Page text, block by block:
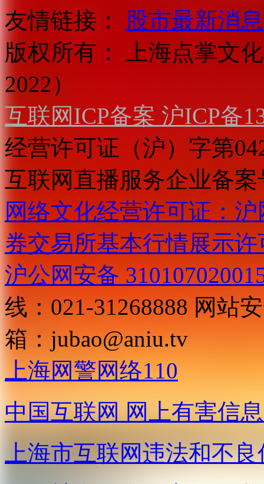
友情链接：
股市最新消息
版权所有：
上海点掌文
2022）
互联网ICP备案 沪ICP备
经营许可证（沪）字第
互联网直播服务企业备案
网络文化经营许可证：
券交易所基本行情展示许
沪公网安备
线：021-31268888 网站
箱： jubao@aniu.tv
上海网警网络110
中国互联网 网上有害信
上海市互联网违法和不